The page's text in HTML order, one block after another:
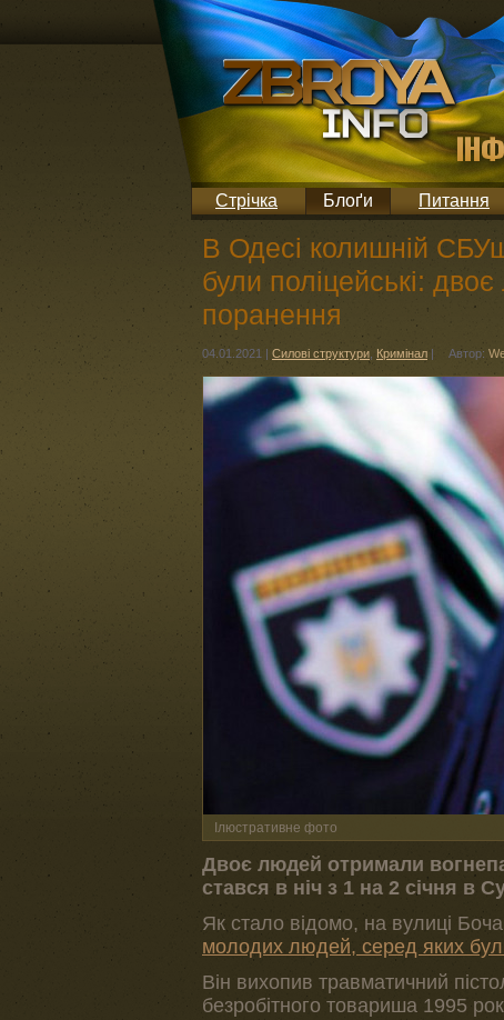
Стрічка Блоґи Питання
В Одесі колишній
були поліцейські:
поранення
04.01.2021 | Силові структури Кримінал | Автор:
Ілюстративне фото
Двоє людей отримали
стався в ніч з 1 на 2 січня в
Як стало відомо, на вулиці
молодих людей, серед яких були
Він вихопив травматичний
безробітного товариша 1995